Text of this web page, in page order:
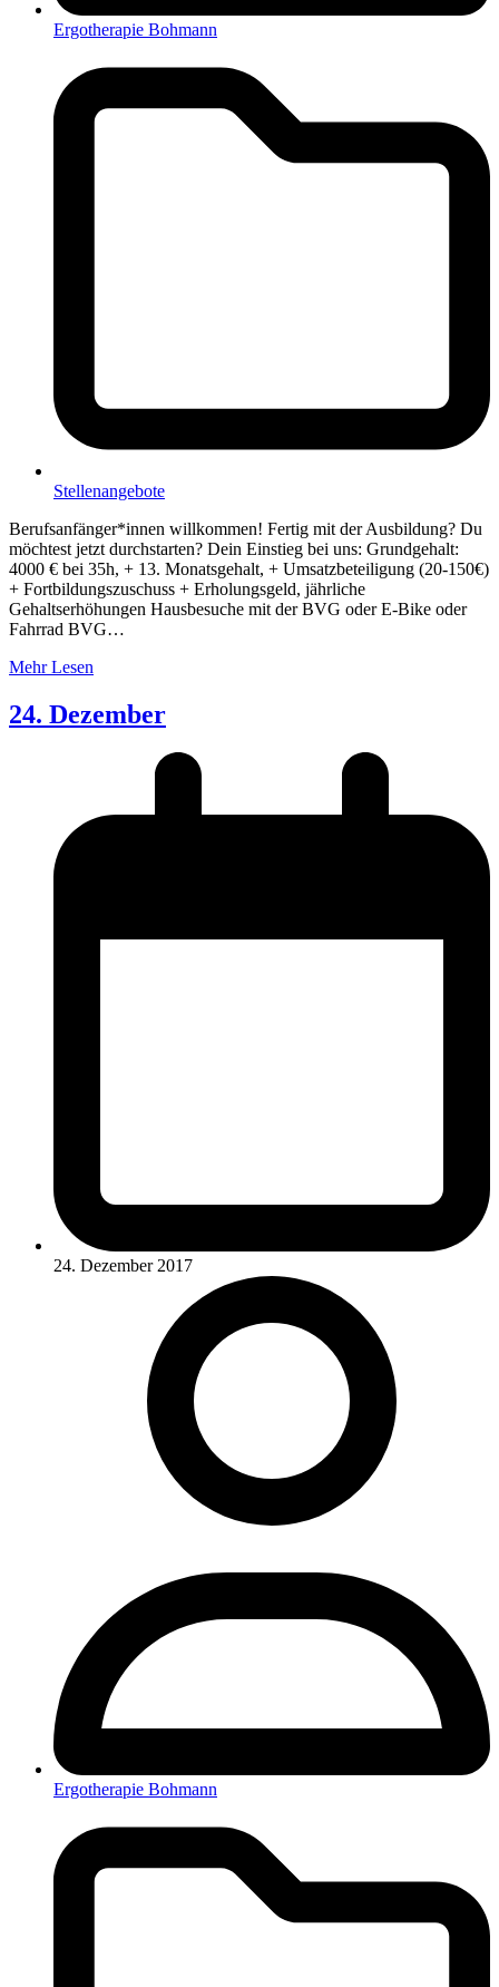
Ergotherapie Bohmann
Stellenangebote
Berufsanfänger*innen willkommen! Fertig mit der Ausbildung? Du
möchtest jetzt durchstarten? Dein Einstieg bei uns: Grundgehalt:
4000 € bei 35h, + 13. Monatsgehalt, + Umsatzbeteiligung (20-150€)
+ Fortbildungszuschuss + Erholungsgeld, jährliche
Gehaltserhöhungen Hausbesuche mit der BVG oder E-Bike oder
Fahrrad BVG…
Mehr Lesen
24. Dezember
24. Dezember 2017
Ergotherapie Bohmann